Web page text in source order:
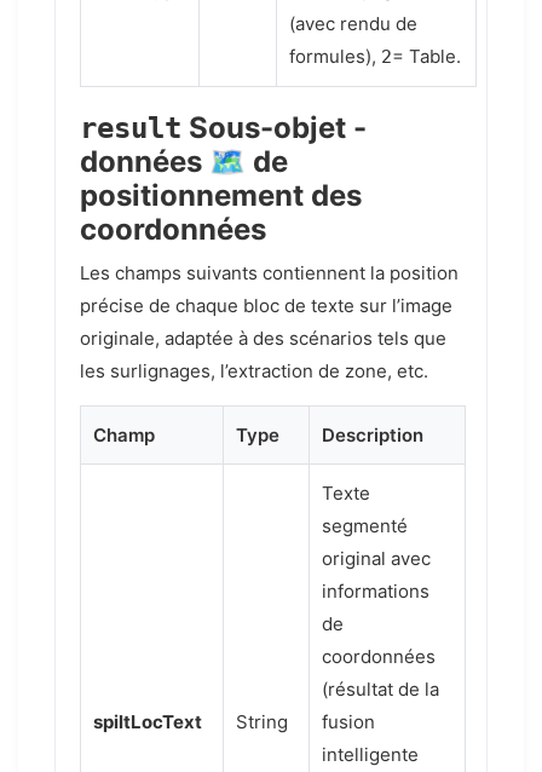
(avec rendu de
formules), 2= Table.
result Sous-objet -
données 🗺️ de
positionnement des
coordonnées
Les champs suivants contiennent la position
précise de chaque bloc de texte sur l’image
originale, adaptée à des scénarios tels que
les surlignages, l’extraction de zone, etc.
Champ Type Description
spiltLocText String
Texte
segmenté
original avec
informations
de
coordonnées
(résultat de la
fusion
intelligente